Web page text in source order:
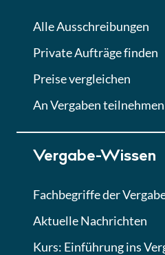
Alle Ausschreibungen
Private Aufträge finden
Preise vergleichen
An Vergaben teilnehmen
Vergabe-Wissen
Fachbegriffe der
Aktuelle Nachrichten
Kurs: Einführung ins